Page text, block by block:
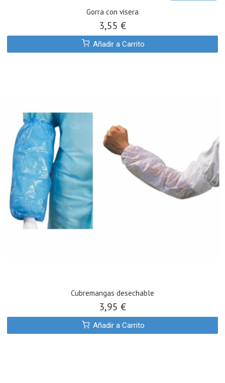
Gorra con visera
3,55 €
Añadir a Carrito
Cubremangas desechable
3,95 €
Añadir a Carrito